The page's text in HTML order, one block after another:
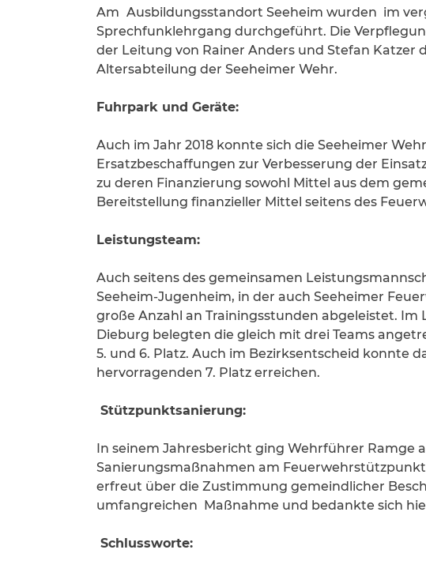
Am Ausbildungsstandort Seeheim wurden im
Sprechfunklehrgang durchgeführt. Die
der Leitung von Rainer Anders und Stefan Katzer
Altersabteilung der Seeheimer Wehr.
Fuhrpark und Geräte:
Auch im Jahr 2018 konnte sich die Seeheimer
Ersatzbeschaffungen zur Verbesserung der
zu deren Finanzierung sowohl Mittel aus dem
Bereitstellung finanzieller Mittel seitens des
Leistungsteam:
Auch seitens des gemeinsamen
Seeheim-Jugenheim, in der auch Seeheimer
große Anzahl an Trainingsstunden abgeleistet. Im
Dieburg belegten die gleich mit drei Teams
5. und 6. Platz. Auch im Bezirksentscheid konnte
hervorragenden 7. Platz erreichen.
Stützpunktsanierung:
In seinem Jahresbericht ging Wehrführer
Sanierungsmaßnahmen am Feuerwehrstützpunkt
erfreut über die Zustimmung gemeindlicher
umfangreichen Maßnahme und bedankte sich
Schlussworte: